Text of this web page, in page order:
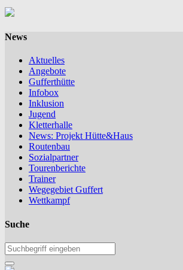
News
Aktuelles
Angebote
Gufferthütte
Infobox
Inklusion
Jugend
Kletterhalle
News: Projekt Hütte&Haus
Routenbau
Sozialpartner
Tourenberichte
Trainer
Wegegebiet Guffert
Wettkampf
Suche